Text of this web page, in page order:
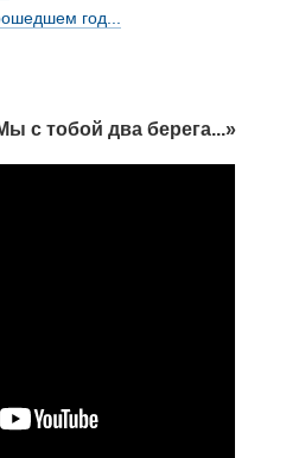
год...
с тобой два берега...»